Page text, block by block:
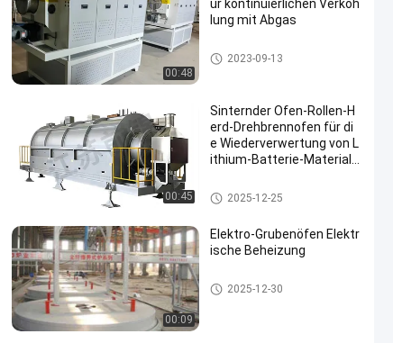
00:48
ur kontinuierlichen Verkoh
lung mit Abgas
Drehrohrofen
2023-09-13
00:45
Sinternder Ofen-Rollen-H
erd-Drehbrennofen für di
e Wiederverwertung von L
ithium-Batterie-Materiali
Drehrohrofen
2025-12-25
00:09
Elektro-Grubenöfen Elektr
ische Beheizung
Wärmebehandlungsöfen
2025-12-30